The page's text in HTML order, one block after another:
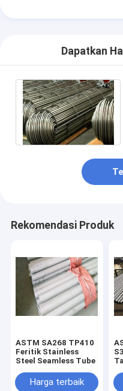
Dapatkan
Rekomendasi Produk
ASTM SA268 TP410
Feritik Stainless
Steel Seamless Tube
Harga terbaik